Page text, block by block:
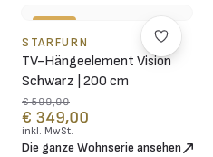
STARFURN
TV-Hängeelement Vision
Schwarz | 200 cm
€ 599,00
€ 349,00
inkl. MwSt.
Die ganze Wohnserie ansehen